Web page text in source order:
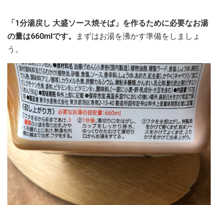
「1分湯戻し 大盛ソース焼そば」を作るために必要なお湯
の量は660mlです。
まずはお湯を沸かす準備をしましょ
う。